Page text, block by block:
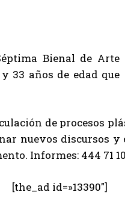
Bienal de Arte
33 años de edad que
de procesos
nuevos discursos
Informes: 444 71 10
[the_ad id=»13390″]